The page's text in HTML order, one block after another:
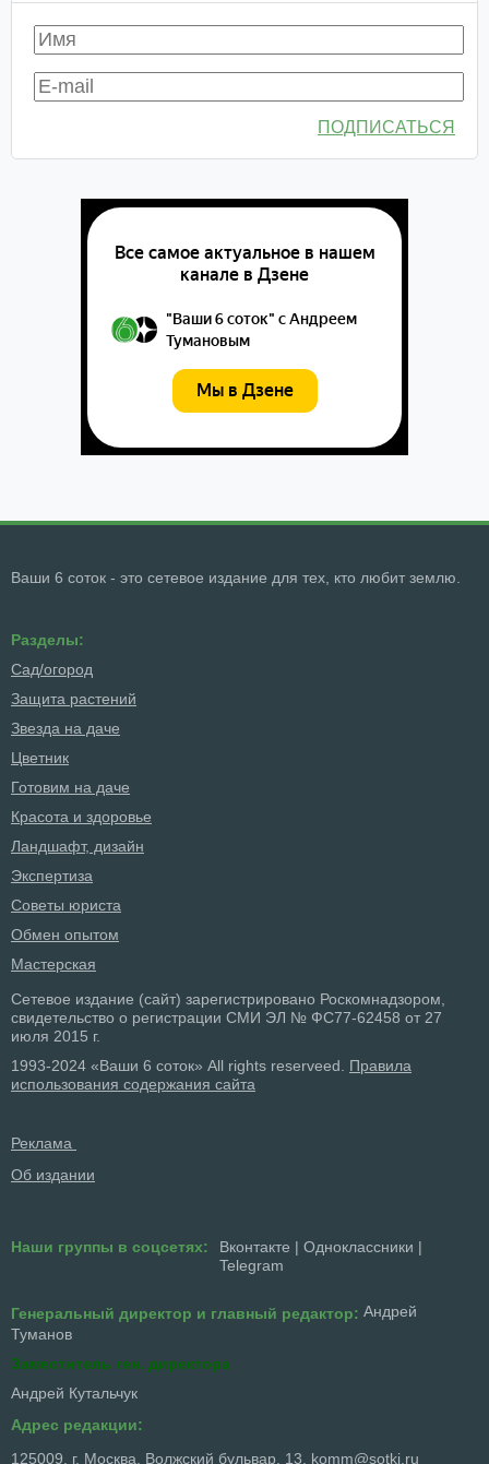
ПОДПИСАТЬСЯ
Ваши 6 соток - это сетевое издание для тех, кто любит землю.
Разделы:
Сад/огород
Защита растений
Звезда на даче
Цветник
Готовим на даче
Красота и здоровье
Ландшафт, дизайн
Экспертиза
Советы юриста
Обмен опытом
Мастерская
Сетевое издание (сайт) зарегистрировано Роскомнадзором,
свидетельство о регистрации СМИ ЭЛ № ФС77-62458 от 27
июля 2015 г.
1993-2024 «Ваши 6 соток» All rights reserveed. Правила
использования содержания сайта
Реклама
Об издании
Наши группы в соцсетях: Вконтакте | Одноклассники |
Telegram
Генеральный директор и главный редактор: Андрей
Туманов
Заместитель ген. директора
Андрей Кутальчук
Адрес редакции:
125009, г. Москва, Волжский бульвар, 13, komm@sotki.ru